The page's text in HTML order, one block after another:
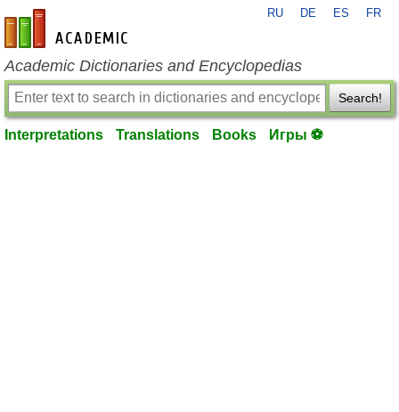
en-academic.com
RU DE ES FR
Academic Dictionaries and Encyclopedias
Search!
Interpretations Translations Books Игры ⚽